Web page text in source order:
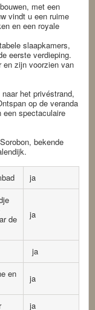
met een
vindt u een ruime
en een royale
slaapkamers,
eerste verdieping.
en zijn voorzien van
het privéstrand,
op de veranda
een spectaculaire
bekende
ja
de
ja
ja
en
ja
ja